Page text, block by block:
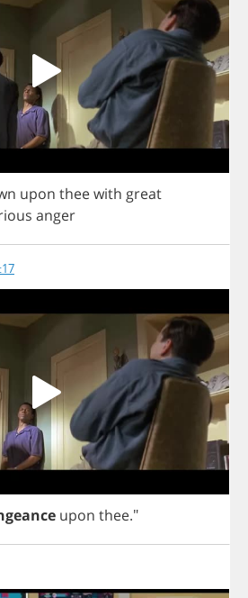
upon theewith great
anger
upon thee."